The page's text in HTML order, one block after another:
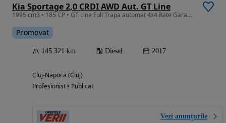
Kia Sportage 2,0 CRDI AWD Aut. GT Line
1995 cm3 • 185 CP • GT Line Full Trapa automat 4x4 Rate Garantie 24 luni Finantare
Promovat
145 321 km Diesel 2017
Cluj-Napoca (Cluj)
Profesionist • Publicat
Vezi anunțurile